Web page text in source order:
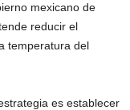
mexicano de
reducir el
temperatura del
es establecer